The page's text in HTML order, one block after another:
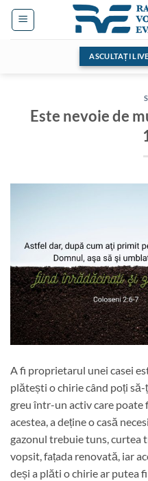
Skip
ASCULTAȚI LIVE
Este nevoie de
A fi proprietarul unei casei
plătești o chirie când poți
greu într-un activ care
acestea, a deține o casă
gazonul trebuie tuns, curtea
vopsit, fațada renovată, iar
deși a plăti o chirie ar putea